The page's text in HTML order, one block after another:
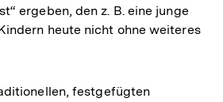
ergeben, den z. B. eine junge
heute nicht ohne weiteres
festgefügten